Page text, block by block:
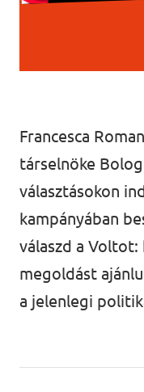
Francesca
társelnöke
választásokon
kampányában
válaszd a Voltot:
megoldást
a jelenlegi